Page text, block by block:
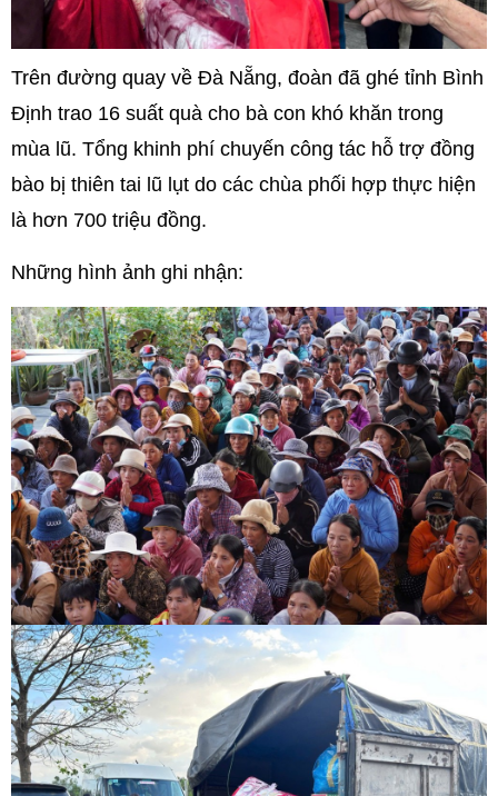
Trên đường quay về Đà Nẵng, đoàn đã ghé tỉnh Bình
Định trao 16 suất quà cho bà con khó khăn trong
mùa lũ. Tổng khinh phí chuyến công tác hỗ trợ đồng
bào bị thiên tai lũ lụt do các chùa phối hợp thực hiện
là hơn 700 triệu đồng.
Những hình ảnh ghi nhận: